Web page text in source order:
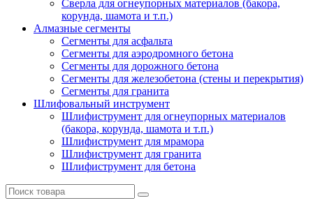
Сверла для огнеупорных материалов (бакора,
корунда, шамота и т.п.)
Алмазные сегменты
Сегменты для асфальта
Cегменты для аэродромного бетона
Cегменты для дорожного бетона
Сегменты для железобетона (стены и перекрытия)
Сегменты для гранита
Шлифовальный инструмент
Шлифиструмент для огнеупорных материалов
(бакора, корунда, шамота и т.п.)
Шлифиструмент для мрамора
Шлифиструмент для гранита
Шлифиструмент для бетона